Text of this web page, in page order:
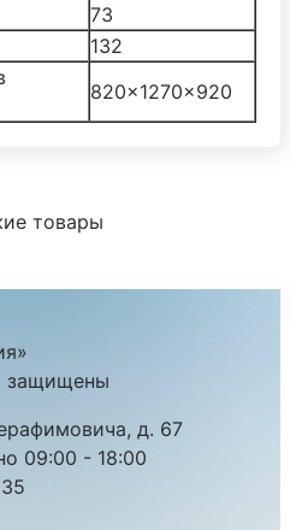
73
132
820x1270x920
товары
защищены
д. 67
09:00 - 18:00